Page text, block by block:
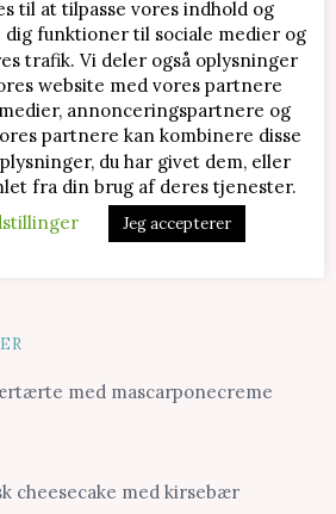
med mascarponecreme
cheesecake med kirsebær
til at tilpasse vores indhold og
dig funktioner til sociale medier og
trafik. Vi deler også oplysninger
website med vores partnere
annonceringspartnere og
partnere kan kombinere disse
du har givet dem, eller
fra din brug af deres tjenester.
Jeg accepterer